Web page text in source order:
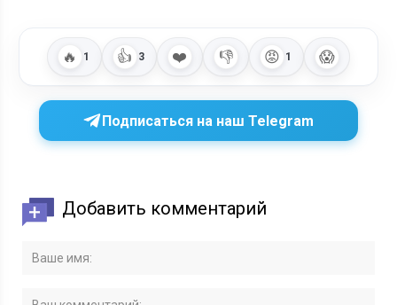
🔥 1 👍 3 ❤️ 👎 😡 1 😱
Подписаться на наш Telegram
Добавить комментарий